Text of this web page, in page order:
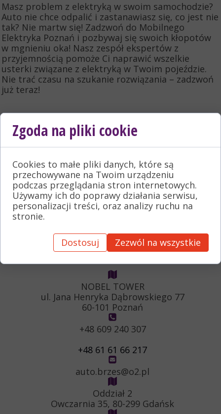
KONTAKT
Mobilny Warsztat Mechanik
Inowrocław Poznań
Gdańsk Gdynia Sopot Warszawa
NOBEL TOWER
ul. Jana Henryka Dąbrowskiego 77
60-101 Poznań
+48 609 240 307
+48 61 61 66 217
auto.brzes@o2.pl
Oddział 2
Owczarnia 35, 80-299 Gdańsk
Masz problem z elektryką w swoim samochodzie?
Auto nie chce odpalić i zastanawiasz się, co jest nie
tak? Nie martw się! Zadzwoń do Mobilnego
Elektryka Poznań i pozbywaj się swoich kłopotów
w mgnieniu oka! Nasz zespół ekspertów z
przyjemnością pomoże Ci naprawić wszelkie
usterki związane z elektryką w Twoim pojeździe.
Nie trać czasu na szukanie rozwiązania – zadzwoń
już teraz!
Zgoda na pliki cookie
Cookies to małe pliki danych, które są
przechowywane na Twoim urządzeniu
podczas przeglądania stron internetowych.
Używamy ich do poprawy działania serwisu,
personalizacji treści, oraz analizy ruchu na
stronie.
Dostosuj Zezwól na wszystkie